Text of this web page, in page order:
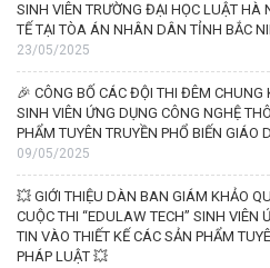
SINH VIÊN TRƯỜNG ĐẠI HỌC LUẬT HÀ
TẾ TẠI TÒA ÁN NHÂN DÂN TỈNH BẮC
23/05/2025
🎉 CÔNG BỐ CÁC ĐỘI THI ĐÊM CHUNG
SINH VIÊN ỨNG DỤNG CÔNG NGHỆ
PHẨM TUYÊN TRUYỀN PHỔ BIẾN GIÁO
09/05/2025
💥 GIỚI THIỆU DÀN BAN GIÁM KHẢO
CUỘC THI “EDULAW TECH” SINH VIÊN
TIN VÀO THIẾT KẾ CÁC SẢN PHẨM
PHÁP LUẬT 💥